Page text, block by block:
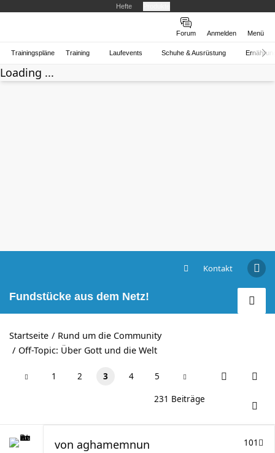
Hefte
Forum Anmelden Menü
Trainingspläne Training Laufevents Schuhe & Ausrüstung
Loading ...
Kontakt
Fundstücke aus dem Netz!
Startseite
Rund um die Community
Off-Topic: Über Gott und die Welt
1 2 3 4 5
231 Beiträge
101
von aghamemnun